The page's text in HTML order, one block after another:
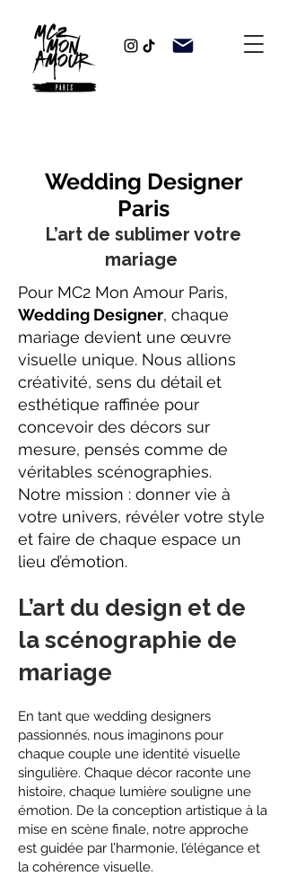
Wedding Designer
Paris
L’art de sublimer votre
mariage
Pour MC2 Mon Amour Paris,
Wedding Designer, chaque
mariage devient une œuvre
visuelle unique. Nous allions
créativité, sens du détail et
esthétique raffinée pour
concevoir des décors sur
mesure, pensés comme de
véritables scénographies.
Notre mission : donner vie à
votre univers, révéler votre style
et faire de chaque espace un
lieu d’émotion.
L’art du design et de
la scénographie de
mariage
​En tant que wedding designers
passionnés, nous imaginons pour
chaque couple une identité visuelle
singulière. Chaque décor raconte une
histoire, chaque lumière souligne une
émotion. De la conception artistique à la
mise en scène finale, notre approche
est guidée par l’harmonie, l’élégance et
la cohérence visuelle.